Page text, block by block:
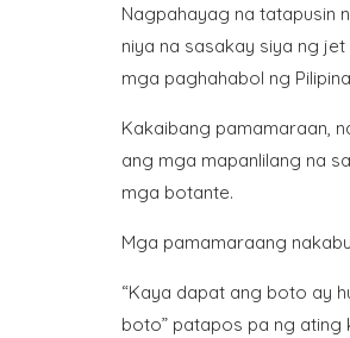
Nagpahayag na tatapusin
niya na sasakay siya ng
mga paghahabol ng
Kakaibang pamamaraan,
ang mga mapanlilang na
mga botante.
Mga pamamaraang
“Kaya dapat ang boto ay
boto” patapos pa ng ating